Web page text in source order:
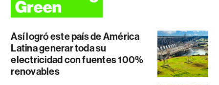
Así logró este país de América
Latina generar toda su
electricidad con fuentes 100%
renovables